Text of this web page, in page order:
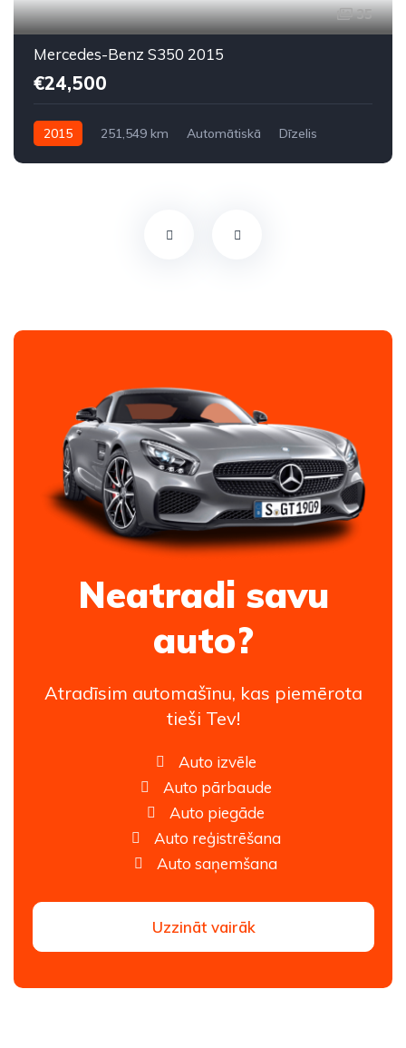
35
Mercedes-Benz S350 2015
€24,500
2015 251,549 km Automātiskā
Dīzelis
Neatradi savu
auto?
Atradīsim automašīnu, kas piemērota
tieši Tev!
Auto izvēle
Auto pārbaude
Auto piegāde
Auto reģistrēšana
Auto saņemšana
Uzzināt vairāk